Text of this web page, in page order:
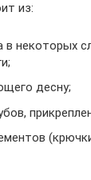
из:
в некоторых
десну;